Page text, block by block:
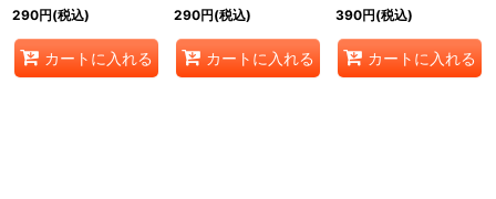
290円(税込)
カートに入れる
290円(税込)
カートに入れる
390円(税込)
カートに入れる